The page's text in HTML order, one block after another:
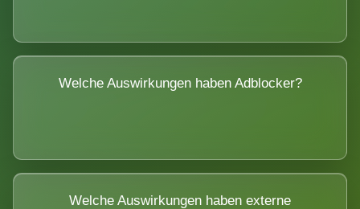
Welche Auswirkungen haben Adblocker?
Welche Auswirkungen haben externe